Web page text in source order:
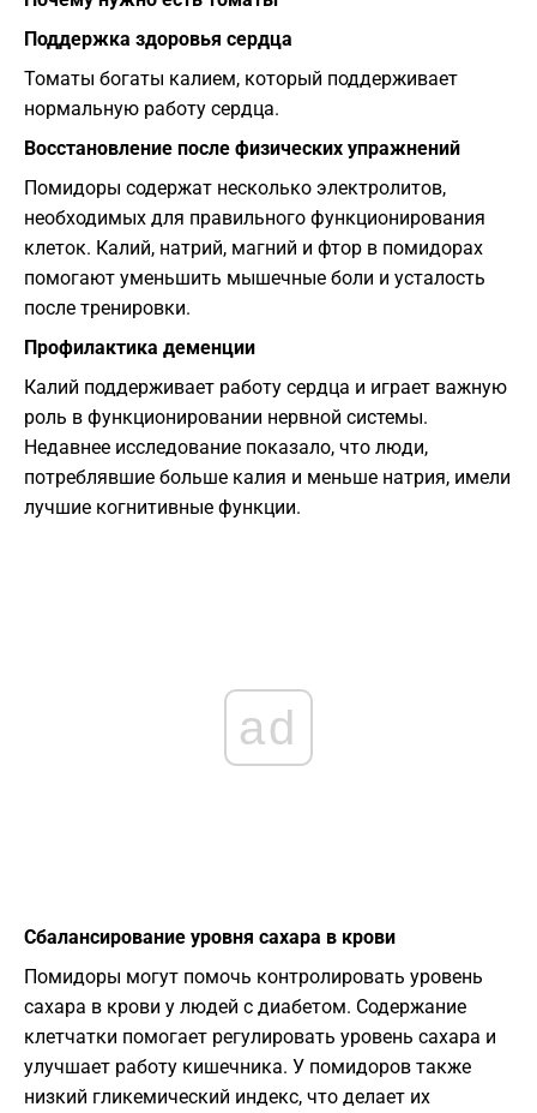
Поддержка здоровья сердца
Томаты богаты калием, который поддерживает
нормальную работу сердца.
Восстановление после физических упражнений
Помидоры содержат несколько электролитов,
необходимых для правильного функционирования
клеток. Калий, натрий, магний и фтор в помидорах
помогают уменьшить мышечные боли и усталость
после тренировки.
Профилактика деменции
Калий поддерживает работу сердца и играет важную
роль в функционировании нервной системы.
Недавнее исследование показало, что люди,
потреблявшие больше калия и меньше натрия, имели
лучшие когнитивные функции.
ad
Сбалансирование уровня сахара в крови
Помидоры могут помочь контролировать уровень
сахара в крови у людей с диабетом. Содержание
клетчатки помогает регулировать уровень сахара и
улучшает работу кишечника. У помидоров также
низкий гликемический индекс, что делает их